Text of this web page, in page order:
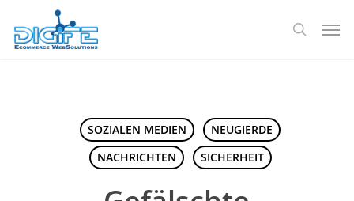
Hauptinhalt
springen
Suche
SOZIALEN MEDIEN
NEUGIERDE
NACHRICHTEN
SICHERHEIT